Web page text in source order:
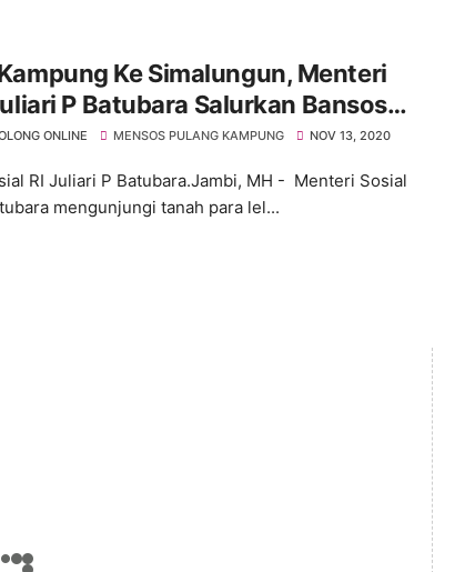
Ke Simalungun, Menteri
P Batubara Salurkan Bansos
1,3 Miliar
ONLINE MENSOS PULANG KAMPUNG NOV 13, 2020
RI Juliari P Batubara.Jambi, MH - Menteri Sosial
mengunjungi tanah para lel...